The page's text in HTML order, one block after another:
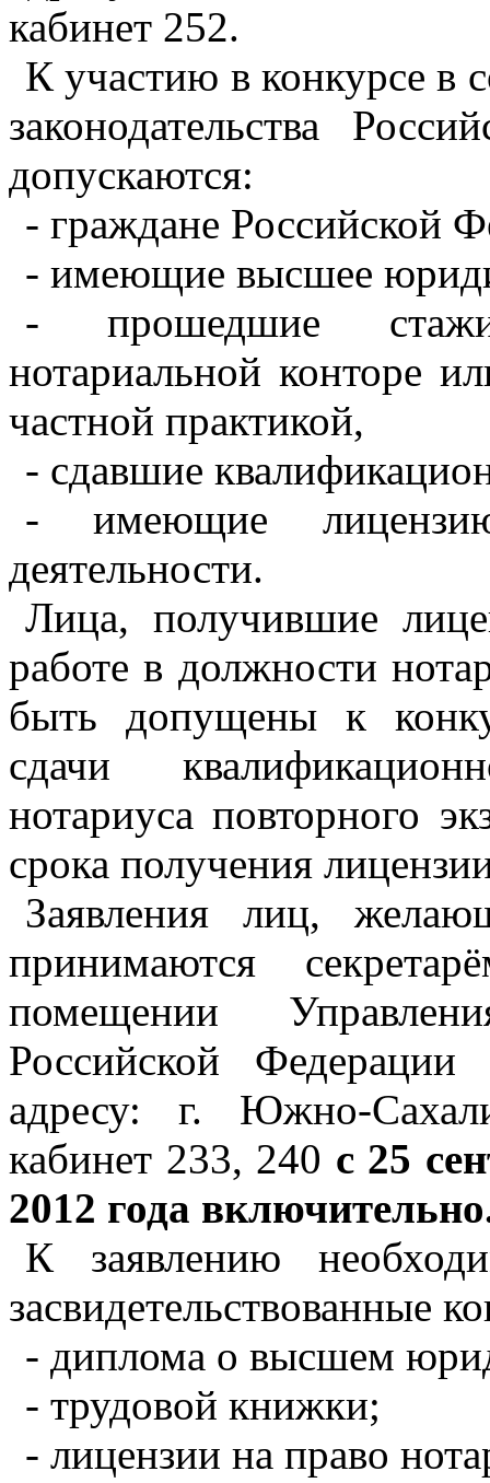
кабинет 252.
К участию в конкурсе в
законодательства
допускаются:
- граждане Российской
- имеющие высшее
- прошедшие
нотариальной конторе
частной практикой,
- сдавшие
- имеющие
деятельности.
Лица, получившие
работе в должности
быть допущены к
сдачи
нотариуса повторного
срока получения
Заявления лиц,
принимаются
помещении
Российской
адресу: г. Южно-
кабинет 233, 240 с 25
2012 года
К заявлению
засвидетельствованные
- диплома о высшем
- трудовой книжки;
- лицензии на право